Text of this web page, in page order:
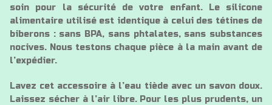
soin pour la sécurité de votre enfant. Le silicone
alimentaire utilisé est identique à celui des tétines de
biberons : sans BPA, sans phtalates, sans substances
nocives. Nous testons chaque pièce à la main avant de
l’expédier.
Lavez cet accessoire à l’eau tiède avec un savon doux.
Laissez sécher à l’air libre. Pour les plus prudents, un